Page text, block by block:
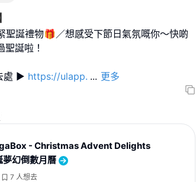
誕禮物🎁／想感受下節日氣氛嘅你～快啲
誕啦！
處 ▶ https://ulapp. ... 更多
- Christmas Advent Delights
夢幻倒數月曆
7 人想去